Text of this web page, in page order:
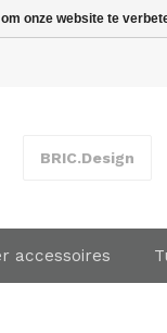
BRIC.Design
accessoires
onze website te